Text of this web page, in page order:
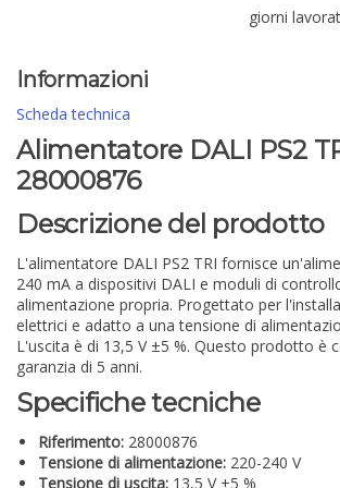
giorni
Informazioni
Scheda technica
Alimentatore DALI PS2
28000876
Descrizione del prodotto
L'alimentatore DALI PS2 TRI fornisce
240 mA a dispositivi DALI e moduli di
alimentazione propria. Progettato per
elettrici e adatto a una tensione di
L'uscita è di 13,5 V ±5 %. Questo prodotto è
garanzia di 5 anni.
Specifiche tecniche
Riferimento: 28000876
Tensione di alimentazione: 220-240 V
Tensione di uscita: 13,5 V ±5 %